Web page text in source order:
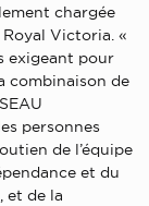
chargée
Victoria. «
exigeant pour
combinaison de
personnes
de l’équipe
et du
et de la